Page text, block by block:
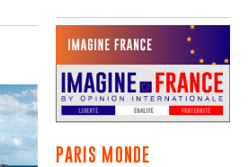
PARIS MONDE